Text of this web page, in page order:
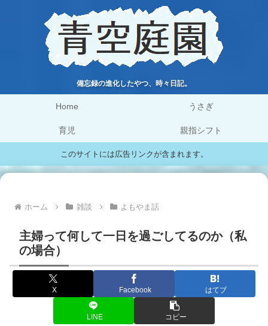
備忘録の進化したやつ、時々日記。
Home うさぎ
育児 親指シフト
このサイトには広告リンクが含まれます。
ホーム 雑談 よもやま話
主婦って何して一日を過ごしてるのか（私
の場合）
X Facebook はてブ
LINE コピー